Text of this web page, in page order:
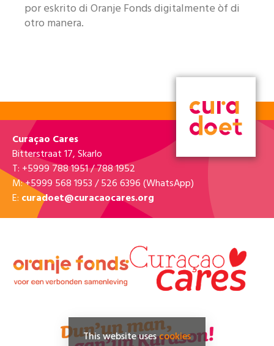
por eskrito di Oranje Fonds digitalmente òf di
otro manera.
Curaçao Cares
Bitterstraat 17, Skarlo
T: +5999 788 1951 / 788 1952
M: +5999 568 1953 / 526 6396 (WhatsApp)
E: curadoet@curacaocares.org
This website usescookies